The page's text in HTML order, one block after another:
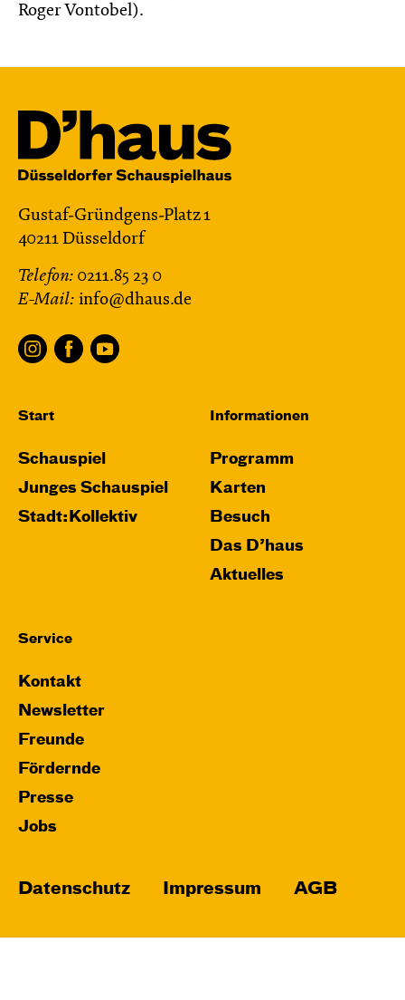
Roger Vontobel).
Gustaf-Gründgens-Platz 1
40211 Düsseldorf
Telefon: 0211.85 23 0
E-Mail: info@dhaus.de
Start
Schauspiel
Junges Schauspiel
Stadt:Kollektiv
Informationen
Programm
Karten
Besuch
Das D’haus
Aktuelles
Service
Kontakt
Newsletter
Freunde
Fördernde
Presse
Jobs
Datenschutz Impressum AGB